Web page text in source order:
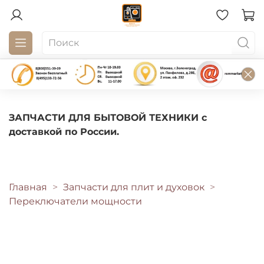
ЗАПЧАСТИ ДЛЯ БЫТОВОЙ ТЕХНИКИ с
доставкой по России.
Главная
Запчасти для плит и духовок
Переключатели мощности